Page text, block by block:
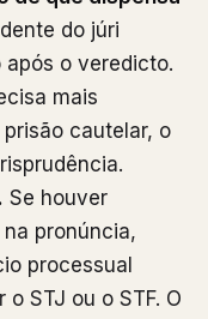
do júri
após o veredicto.
mais
cautelar, o
Se houver
pronúncia,
processual
STJ ou o STF. O